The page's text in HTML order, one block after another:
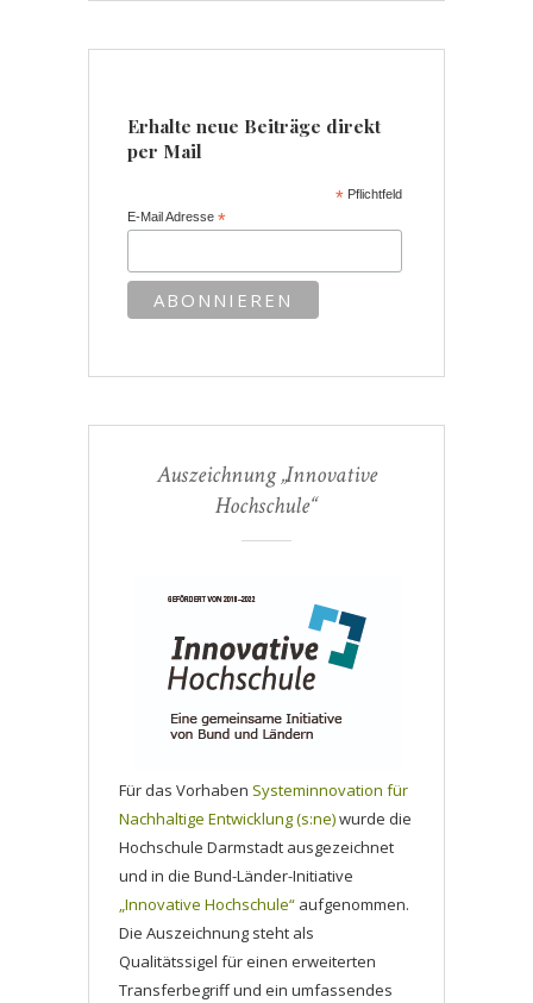
Erhalte neue Beiträge direkt
per Mail
* Pflichtfeld
E-Mail Adresse*
Auszeichnung „Innovative
Hochschule“
Für das Vorhaben Systeminnovation für
Nachhaltige Entwicklung (s:ne)wurde die
Hochschule Darmstadt ausgezeichnet
und in die Bund-Länder-Initiative
„Innovative Hochschule“ aufgenommen.
Die Auszeichnung steht als
Qualitätssigel für einen erweiterten
Transferbegriff und ein umfassendes